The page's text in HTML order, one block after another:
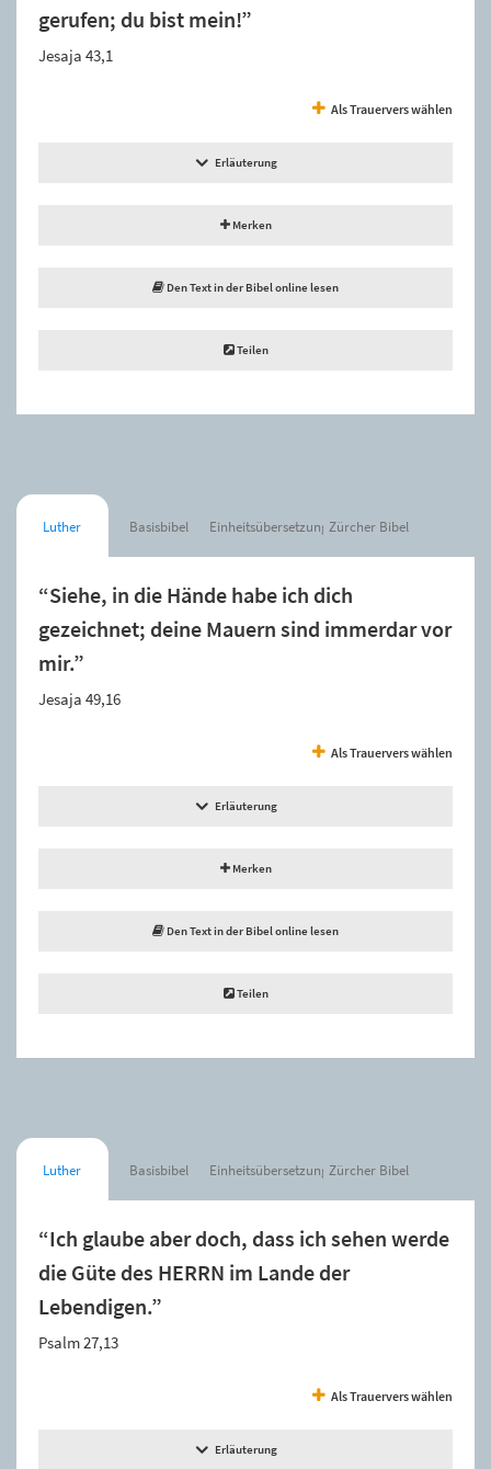
gerufen; du bist mein!”
Jesaja 43,1
Als Trauervers wählen
Erläuterung
Merken
Den Text in der Bibel online lesen
Teilen
Luther Basisbibel Einheitsübersetzung Zürcher Bibel
“Siehe, in die Hände habe ich dich
gezeichnet; deine Mauern sind immerdar vor
mir.”
Jesaja 49,16
Als Trauervers wählen
Erläuterung
Merken
Den Text in der Bibel online lesen
Teilen
Luther Basisbibel Einheitsübersetzung Zürcher Bibel
“Ich glaube aber doch, dass ich sehen werde
die Güte des HERRN im Lande der
Lebendigen.”
Psalm 27,13
Als Trauervers wählen
Erläuterung